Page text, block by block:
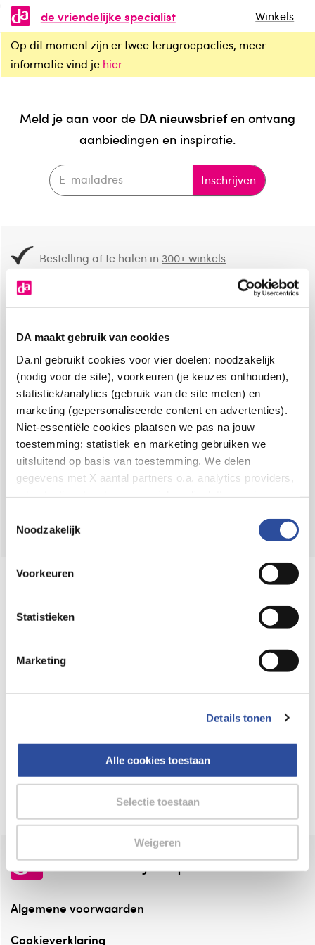
DA maakt gebruik van cookies
Da.nl gebruikt cookies voor vier doelen: noodzakelijk
(nodig voor de site), voorkeuren (je keuzes onthouden),
statistiek/analytics (gebruik van de site meten) en
marketing (gepersonaliseerde content en advertenties).
Niet-essentiële cookies plaatsen we pas na jouw
toestemming; statistiek en marketing gebruiken we
uitsluitend op basis van toestemming. We delen
gegevens met X aantal partners o.a. analytics providers,
en de bewaartermijnen per categorie. Je kunt je keuze op
gegevensverwerking staat in de
Privacyverklaring
Noodzakelijk
Voorkeuren
Statistieken
Marketing
Details tonen
Alle cookies toestaan
Selectie toestaan
Weigeren
de vriendelijke specialist
Winkels
Op dit moment zijn er twee terugroepacties, meer
informatie vind je hier
Meld je aan voor de DA nieuwsbriefen ontvang
aanbiedingen en inspiratie.
Inschrijven
Bestelling af te halen in300+ winkels
8.6 uit4.106 reviews
Over DA
Klantenservice
Assortiment
VolgDAop:
Online aanbieder medicijnen
webshop mag verkopen.
⁠Verantwoorde zorg, ⁠ook online.
Altijd onze folder bij de hand
Check onze folders ⁠bij AlleFolders.
de vriendelijke specialist
Algemene voorwaarden
Cookieverklaring